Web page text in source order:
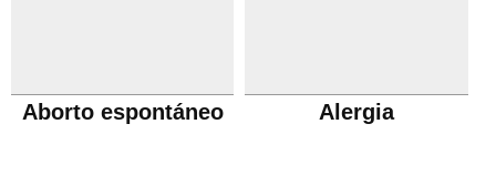
Aborto espontáneo Alergia